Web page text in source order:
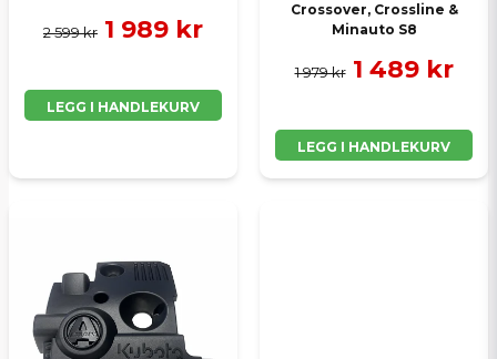
2 599 kr 1 989 kr
LEGG I HANDLEKURV
Crossover, Crossline &
Minauto S8
1 979 kr 1 489 kr
LEGG I HANDLEKURV